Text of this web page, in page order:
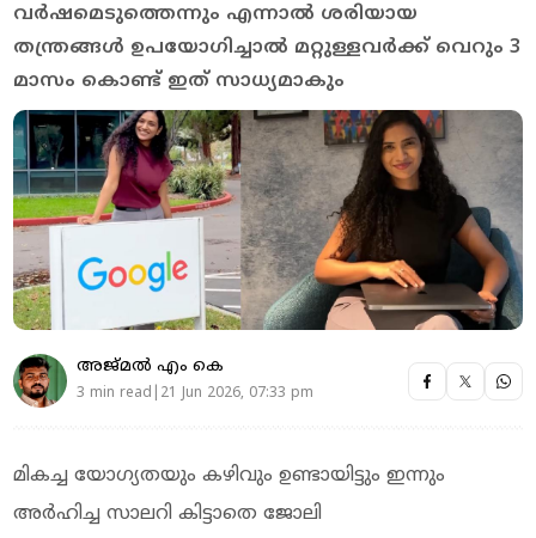
വർഷമെടുത്തെന്നും എന്നാൽ ശരിയായ
തന്ത്രങ്ങൾ ഉപയോഗിച്ചാൽ മറ്റുള്ളവർക്ക് വെറും 3
മാസം കൊണ്ട് ഇത് സാധ്യമാകും
അജ്മല്‍ എം കെ
3 min read|21 Jun 2026, 07:33 pm
മികച്ച യോഗ്യതയും കഴിവും ഉണ്ടായിട്ടും ഇന്നും
അർഹിച്ച സാലറി കിട്ടാതെ ജോലി